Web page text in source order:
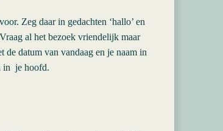
Zeg daar in gedachten ‘hallo’ en
al het bezoek vriendelijk maar
de datum van vandaag en je naam in
in je hoofd.